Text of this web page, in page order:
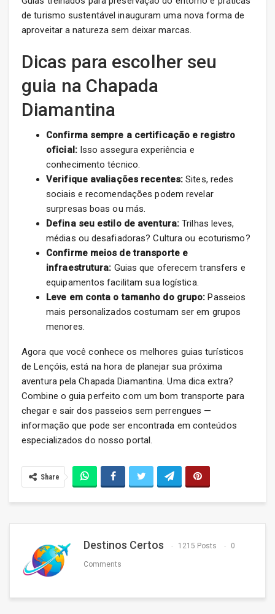
de turismo sustentável inauguram uma nova forma de
aproveitar a natureza sem deixar marcas.
Dicas para escolher seu
guia na Chapada
Diamantina
Confirma sempre a certificação e registro
oficial:Isso assegura experiência e
conhecimento técnico.
Verifique avaliações recentes: Sites, redes
sociais e recomendações podem revelar
surpresas boas ou más.
Defina seu estilo de aventura: Trilhas leves,
médias ou desafiadoras? Cultura ou ecoturismo?
Confirme meios de transporte e
infraestrutura: Guias que oferecem transfers e
equipamentos facilitam sua logística.
Leve em conta o tamanho do grupo: Passeios
mais personalizados costumam ser em grupos
menores.
Agora que você conhece os melhores guias turísticos
de Lençóis, está na hora de planejar sua próxima
aventura pela Chapada Diamantina. Uma dica extra?
Combine o guia perfeito com um bom transporte para
chegar e sair dos passeios sem perrengues —
informação que pode ser encontrada em conteúdos
especializados do nosso portal.
Share
Destinos Certos 1215 Posts 0
Comments